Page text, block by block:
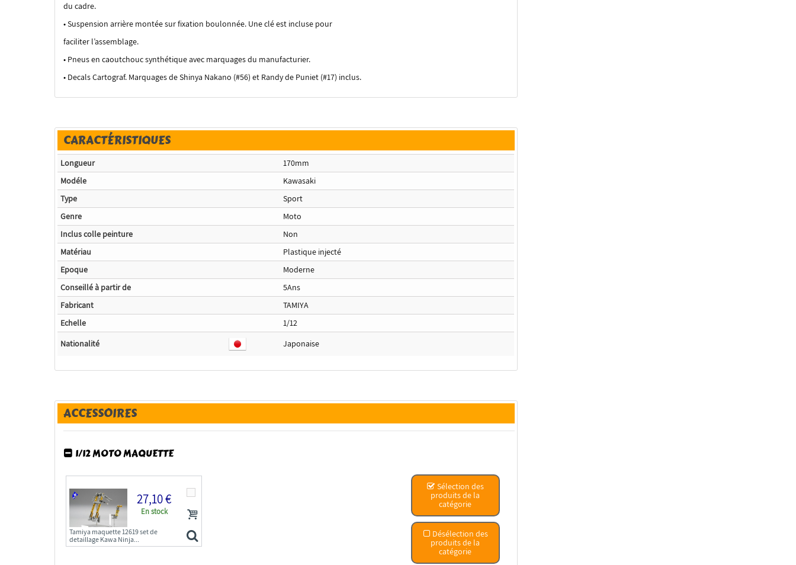
du cadre.
• Suspension arrière montée sur fixation boulonnée. Une clé est incluse pour
faciliter l’assemblage.
• Pneus en caoutchouc synthétique avec marquages du manufacturier.
• Decals Cartograf. Marquages de Shinya Nakano (#56) et Randy de Puniet (#17) inclus.
CARACTÉRISTIQUES
Longueur
170mm
Modéle
Kawasaki
Type
Sport
Genre
Moto
Inclus colle peinture
Non
Matériau
Plastique injecté
Epoque
Moderne
Conseillé à partir de
5Ans
Fabricant
TAMIYA
Echelle
1/12
Nationalité
Japonaise
ACCESSOIRES
1/12 MOTO MAQUETTE
Sélection des
produits de la
catégorie
Désélection des
produits de la
catégorie
27,10 €
En stock
Tamiya maquette 12619 set de
detaillage Kawa Ninja...